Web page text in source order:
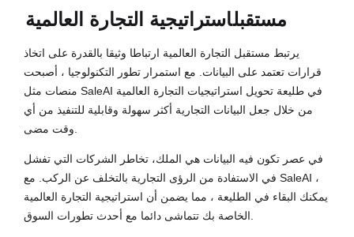
مستقبلاستراتيجية التجارة العالمية
يرتبط مستقبل التجارة العالمية ارتباطا وثيقا بالقدرة على اتخاذ
قرارات تعتمد على البيانات. مع استمرار تطور التكنولوجيا ، أصبحت
منصات مثل SaleAI في طليعة تحويل استراتيجيات التجارة العالمية
من خلال جعل البيانات التجارية أكثر سهولة وقابلية للتنفيذ من أي
وقت مضى.
في عصر تكون فيه البيانات هي الملك، تخاطر الشركات التي تفشل
في الاستفادة من الرؤى التجارية بالتخلف عن الركب. مع SaleAI ،
يمكنك البقاء في الطليعة ، مما يضمن أن استراتيجية التجارة العالمية
الخاصة بك تتماشى دائما مع أحدث تطورات السوق.